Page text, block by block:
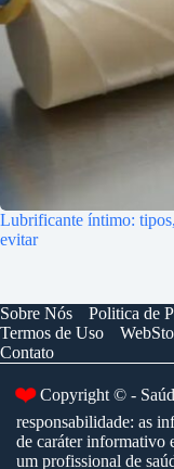
Lubrificante íntimo:
evitar
Sobre Nós Politica de
Termos de Uso
Contato
❤️Copyright © -
responsabilidade: as
de caráter informativo
um profissional de